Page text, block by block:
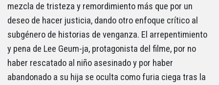
mezcla de tristeza y remordimiento más que por un
deseo de hacer justicia, dando otro enfoque crítico al
subgénero de historias de venganza. El arrepentimiento
y pena de Lee Geum-ja, protagonista del filme, por no
haber rescatado al niño asesinado y por haber
abandonado a su hija se oculta como furia ciega tras la